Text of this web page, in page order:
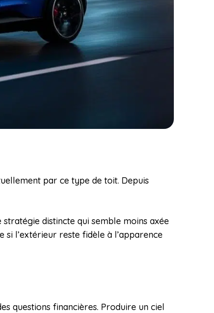
par ce type de toit. Depuis
distincte qui semble moins axée
l’extérieur reste fidèle à l’apparence
questions financières. Produire un ciel